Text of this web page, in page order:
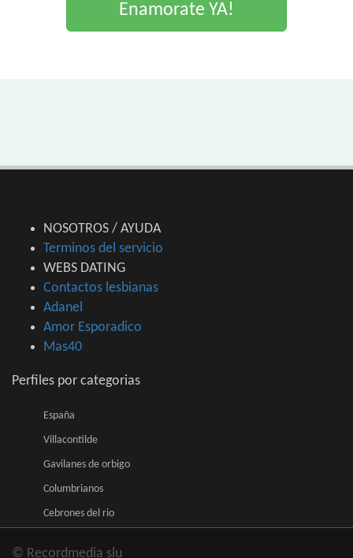
Enamorate YA!
NOSOTROS / AYUDA
Terminos del servicio
WEBS DATING
Contactos lesbianas
Adanel
Amor Esporadico
Mas40
Perfiles por categorias
España
Villacontilde
Gavilanes de orbigo
Columbrianos
Cebrones del rio
© Recordmedia slu